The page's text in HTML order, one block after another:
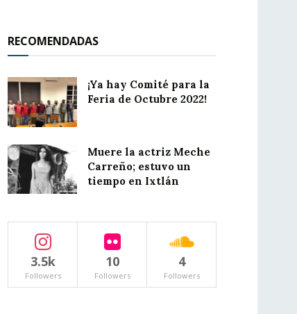
RECOMENDADAS
¡Ya hay Comité para la
Feria de Octubre 2022!
Muere la actriz Meche
Carreño; estuvo un
tiempo en Ixtlán
3.5k
Followers
10
Followers
4
Followers